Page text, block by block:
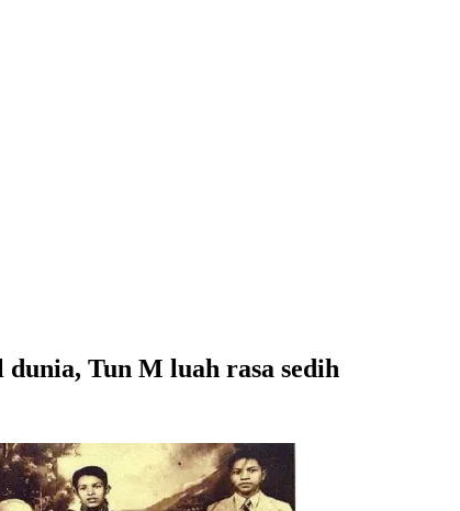
dunia, Tun M luah rasa sedih